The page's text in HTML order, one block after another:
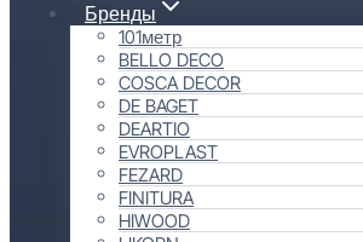
Бренды
101метр
BELLO DECO
COSCA DECOR
DE BAGET
DEARTIO
EVROPLAST
FEZARD
FINITURA
HIWOOD